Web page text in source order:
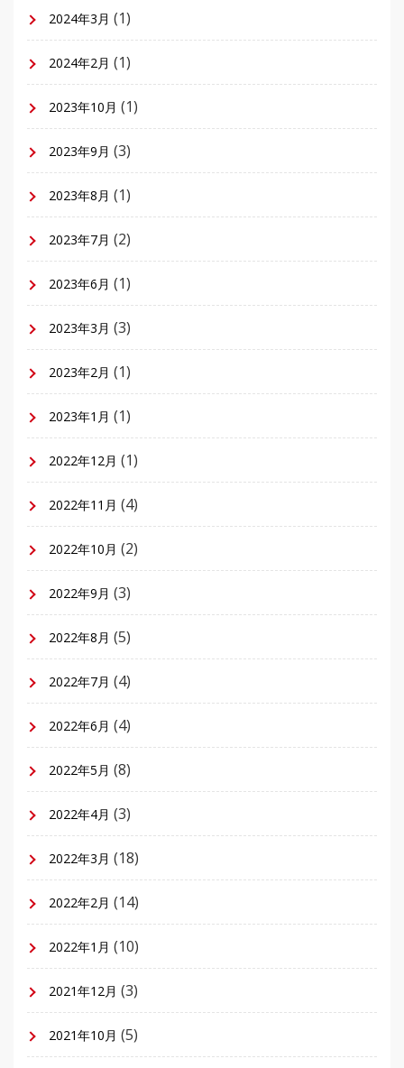
2024年3月 (1)
2024年2月 (1)
2023年10月 (1)
2023年9月 (3)
2023年8月 (1)
2023年7月 (2)
2023年6月 (1)
2023年3月 (3)
2023年2月 (1)
2023年1月 (1)
2022年12月 (1)
2022年11月 (4)
2022年10月 (2)
2022年9月 (3)
2022年8月 (5)
2022年7月 (4)
2022年6月 (4)
2022年5月 (8)
2022年4月 (3)
2022年3月 (18)
2022年2月 (14)
2022年1月 (10)
2021年12月 (3)
2021年10月 (5)